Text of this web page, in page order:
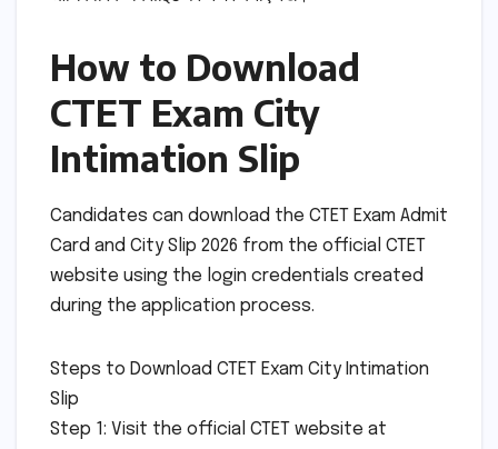
How to Download
CTET Exam City
Intimation Slip
Candidates can download the CTET Exam Admit
Card and City Slip 2026 from the official CTET
website using the login credentials created
during the application process.
Steps to Download CTET Exam City Intimation
Slip
Step 1: Visit the official CTET website at